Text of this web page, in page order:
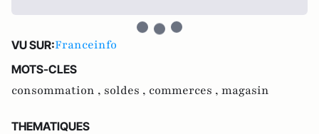
VU SUR:Franceinfo
MOTS-CLES
consommation , soldes , commerces , magasin
THEMATIQUES